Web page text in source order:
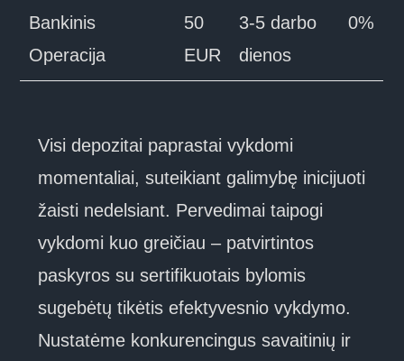
Bankinis
Operacija
50
EUR
3-5 darbo
dienos
0%
Visi depozitai paprastai vykdomi
momentaliai, suteikiant galimybę inicijuoti
žaisti nedelsiant. Pervedimai taipogi
vykdomi kuo greičiau – patvirtintos
paskyros su sertifikuotais bylomis
sugebėtų tikėtis efektyvesnio vykdymo.
Nustatėme konkurencingus savaitinių ir